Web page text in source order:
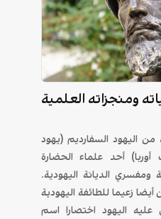
ومنجزاته العلمية
اليهود السفارديم (يهود
أحد علماء الحضارة
ومفسري الديانة اليهودية.
زعيما للطائفة اليهودية
اليهود اختصارا اسم